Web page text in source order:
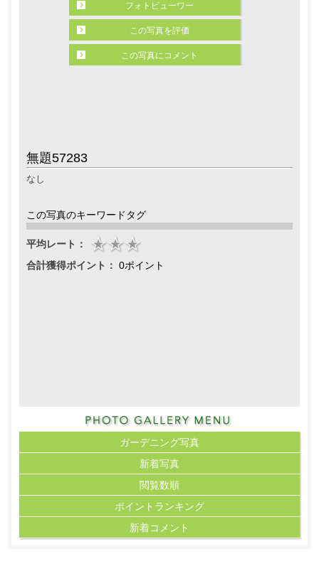
無題57283
なし
この写真のキーワードタグ
平均レート：
合計獲得ポイント： 0ポイント
フォトビューワー
この写真を評価
この写真にコメント
ガーデニング写真
新着写真
閲覧数順
ポイント ランキング
新着コメント